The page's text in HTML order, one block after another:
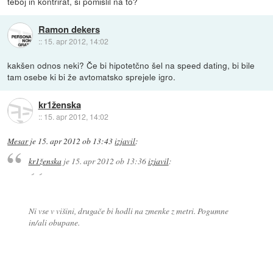
Ramon dekers
:: 15. apr 2012, 14:02
kakšen odnos neki? Če bi hipotetčno šel na speed dating, bi bile
tam osebe ki bi že avtomatsko sprejele igro.
kr1ženska
:: 15. apr 2012, 14:02
Mesarje 15. apr 2012 ob 13:43izjavil:
kr1ženskaje 15. apr 2012 ob 13:36izjavil:
Ni vse v višini, drugače bi hodli na zmenke z metri. Pogumne
in/ali obupane.